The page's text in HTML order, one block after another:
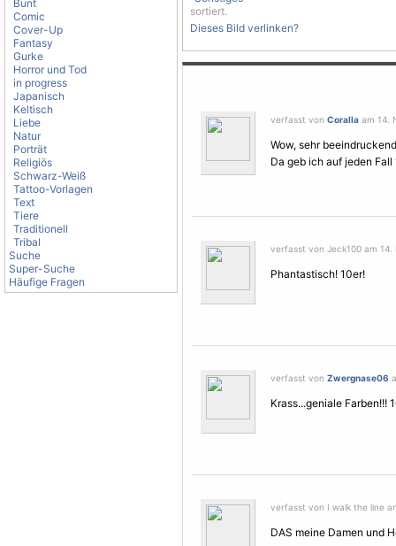
Bunt
Comic
Cover-Up
Fantasy
Gurke
Horror und Tod
in progress
Japanisch
Keltisch
Liebe
Natur
Porträt
Religiös
Schwarz-Weiß
Tattoo-Vorlagen
Text
Tiere
Traditionell
Tribal
Suche
Super-Suche
Häufige Fragen
sortiert.
Dieses Bild verlinken?
verfasst von Coralla am 14.
Wow, sehr
Da geb ich auf jeden Fall
verfasst von Jeck100 am
Phantastisch! 10er!
verfasst von Zwergnase06
Krass...geniale Farben!!!
verfasst von I walk the line
DAS meine Damen und